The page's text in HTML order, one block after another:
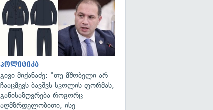
პოლიტიკა
გივი მიქანაძე: "თუ მშობელი არ
ჩააცმევს ბავშვს სკოლის ფორმას,
განისაზღვრება როგორც
აღმზრდელობითი, ისე